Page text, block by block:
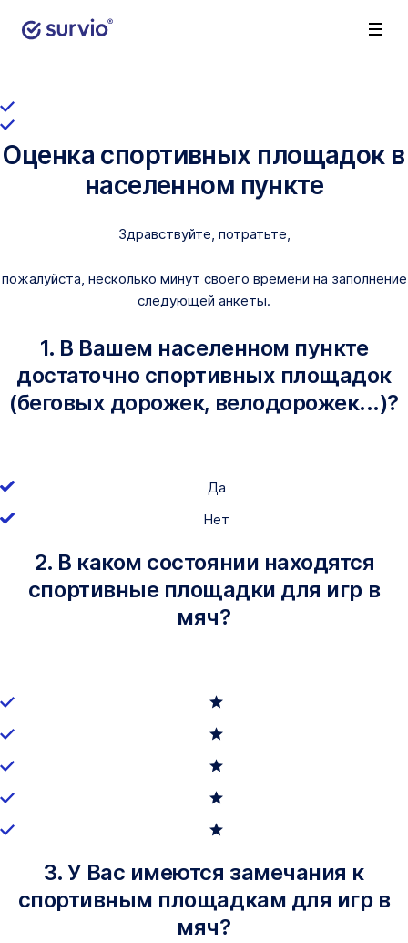
Оценка спортивных площадок в
населенном пункте
Здравствуйте, потратьте,
пожалуйста, несколько минут своего времени на заполнение
следующей анкеты.
1. В Вашем населенном пункте
достаточно спортивных площадок
(беговых дорожек, велодорожек...)?
Да
Нет
2. В каком состоянии находятся
спортивные площадки для игр в
мяч?
3. У Вас имеются замечания к
спортивным площадкам для игр в
мяч?